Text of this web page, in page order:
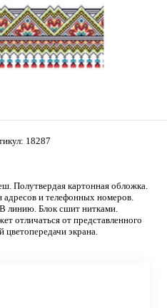
18287
Полутвердая картонная обложка.
адресов и телефонных номеров.
линию. Блок сшит нитками.
отличаться от представленного
цветопередачи экрана.